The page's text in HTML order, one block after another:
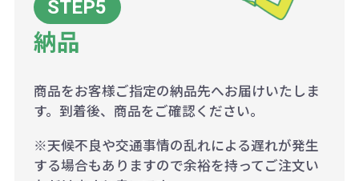
納品
商品をお客様ご指定の納品先へお届けいたしま
す。到着後、商品をご確認ください。
※天候不良や交通事情の乱れによる遅れが発生
する場合もありますので余裕を持ってご注文い